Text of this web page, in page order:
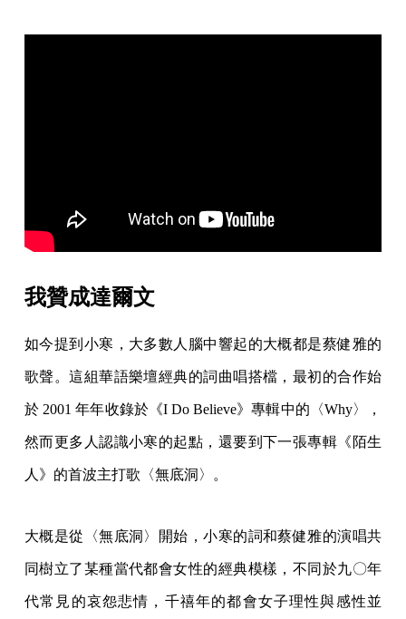
我贊成達爾文
如今提到小寒，大多數人腦中響起的大概都是蔡健雅的
歌聲。這組華語樂壇經典的詞曲唱搭檔，最初的合作始
於 2001 年年收錄於《I Do Believe》專輯中的〈Why〉，
然而更多人認識小寒的起點，還要到下一張專輯《陌生
人》的首波主打歌〈無底洞〉。
大概是從〈無底洞〉開始，小寒的詞和蔡健雅的演唱共
同樹立了某種當代都會女性的經典模樣，不同於九〇年
代常見的哀怨悲情，千禧年的都會女子理性與感性並